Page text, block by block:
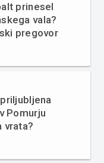
prinesel
vala?
pregovor
Pomurju
vrata?